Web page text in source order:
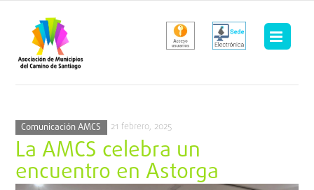
contenido
Comunicación AMCS 21 febrero, 2025
La AMCS celebra un
encuentro en Astorga